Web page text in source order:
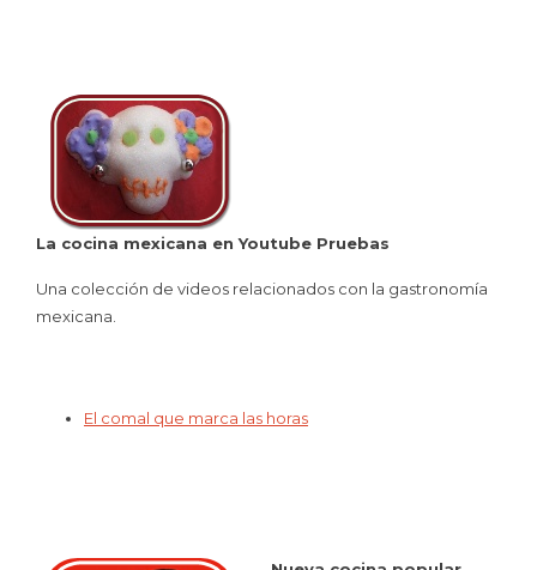
La cocina mexicana en Youtube Pruebas
Una colección de videos relacionados con la gastronomía
mexicana.
El comal que marca las horas